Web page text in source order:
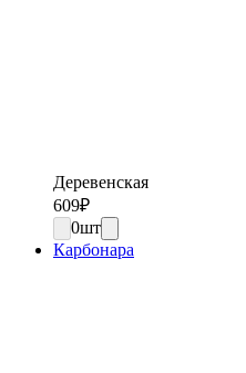
Деревенская
609₽
0шт
Карбонара